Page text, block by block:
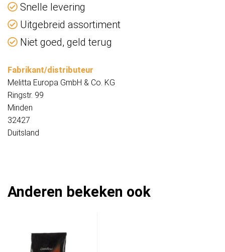
Snelle levering
Uitgebreid assortiment
Niet goed, geld terug
Fabrikant/distributeur
Melitta Europa GmbH & Co. KG
Ringstr. 99
Minden
32427
Duitsland
Anderen bekeken ook